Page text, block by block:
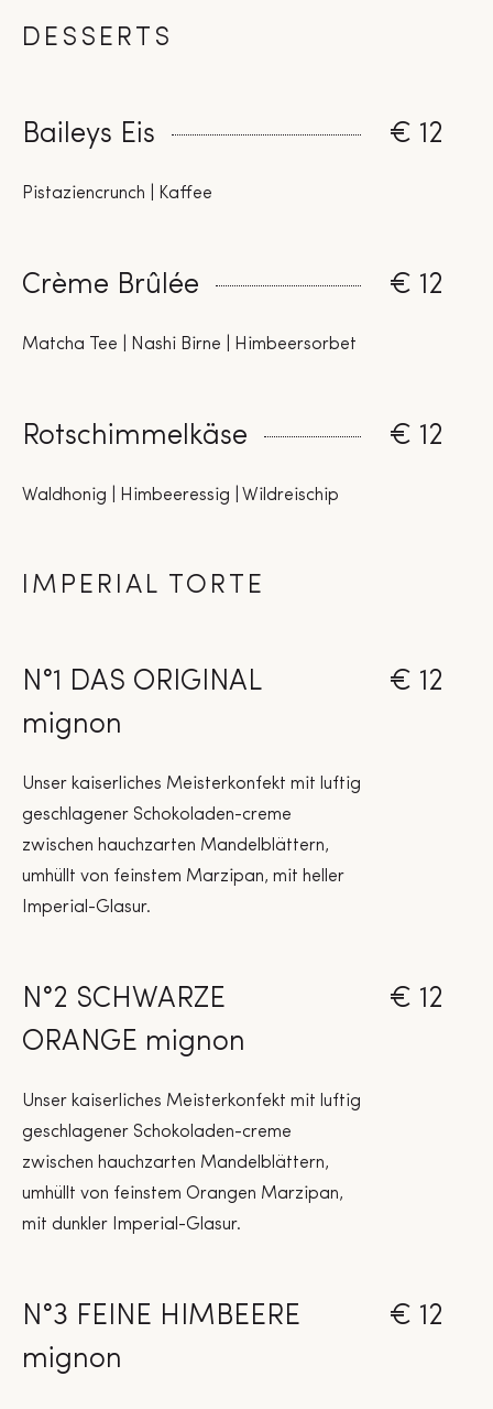
DESSERTS
Baileys Eis € 12
Pistaziencrunch | Kaffee
Crème Brûlée € 12
Matcha Tee | Nashi Birne | Himbeersorbet
Rotschimmelkäse € 12
Waldhonig | Himbeeressig | Wildreischip
IMPERIAL TORTE
N°1 DAS ORIGINAL
mignon
€ 12
Unser kaiserliches Meisterkonfekt mit luftig
geschlagener Schokoladen-creme
zwischen hauchzarten Mandelblättern,
umhüllt von feinstem Marzipan, mit heller
Imperial-Glasur.
N°2 SCHWARZE
ORANGE mignon
€ 12
Unser kaiserliches Meisterkonfekt mit luftig
geschlagener Schokoladen-creme
zwischen hauchzarten Mandelblättern,
umhüllt von feinstem Orangen Marzipan,
mit dunkler Imperial-Glasur.
N°3 FEINE HIMBEERE
mignon
€ 12